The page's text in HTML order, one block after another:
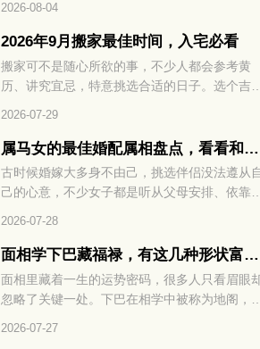
变化都关乎整体运程。千万不要觉得只是普通
火，印堂长痘不是小事，命理早有说法。想知
这究竟预示着什么，又该如何化解，不妨接着
下细看。
2026-08-04
2026年9月搬家最佳时间，入宅必看
搬家可不是随心所欲的事，不少人都会参考黄
历、讲究宜忌，特意挑选合适的日子。选个吉
友，可以先好好择个吉日再行动。选对日子，
后的生活也能过得顺顺利利。下面就来看看
年9月有哪些适合搬家的好日子。
2026-07-29
属马女的最佳婚配属相盘点，看看和谁更为契合
古时候婚嫁大多身不由己，挑选伴侣没法遵从
己的心意，不少女子都是听从父母安排、依靠
合的问题。所以古人常会借助生肖与五行的说
法，参考两人是否适合相伴一生。不少属马女
好奇，自己和什么属相的异性最为相配，下面
们就一起来看看。
2026-07-28
面相学下巴藏福禄，有这几种形状富贵不愁
面相里藏着一生的运势密码，很多人只看眉眼
忽略了关键一处。下巴在相学中被称为地阁，
2026-07-27